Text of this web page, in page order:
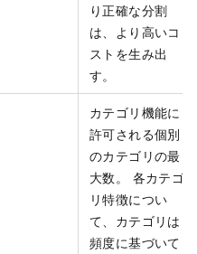
り正確な分割
は、より高いコ
ストを生み出
す。
カテゴリ機能に
許可される個別
のカテゴリの最
大数。 各カテゴ
リ特徴につい
て、カテゴリは
頻度に基づいて